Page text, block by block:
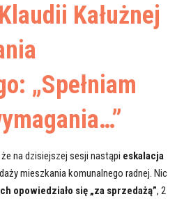
Kałużnej
„Spełniam
na dzisiejszej sesji nastąpi eskalacja
mieszkania komunalnego radnej. Nic
opowiedziało się „za sprzedażą”, 2